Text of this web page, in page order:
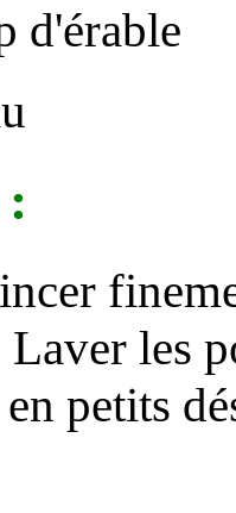
d'érable
Laver les
petits